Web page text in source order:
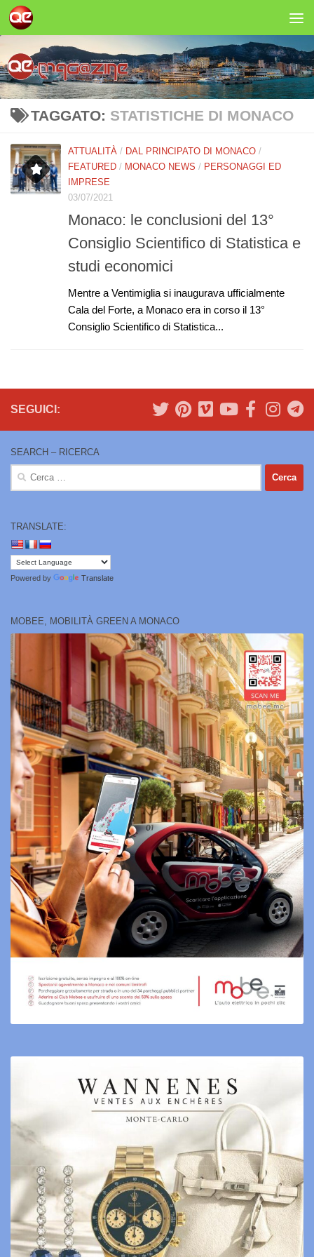
Salta al contenuto
TAGGATO: STATISTICHE DI MONACO
ATTUALITÀ / DAL PRINCIPATO DI MONACO /
FEATURED / MONACO NEWS / PERSONAGGI ED
IMPRESE
03/07/2021
Monaco: le conclusioni del 13°
Consiglio Scientifico di Statistica e
studi economici
Mentre a Ventimiglia si inaugurava ufficialmente
Cala del Forte, a Monaco era in corso il 13°
Consiglio Scientifico di Statistica...
SEGUICI:
SEARCH – RICERCA
Ricerca
TRANSLATE:
Powered by Translate
MOBEE, MOBILITÀ GREEN A MONACO